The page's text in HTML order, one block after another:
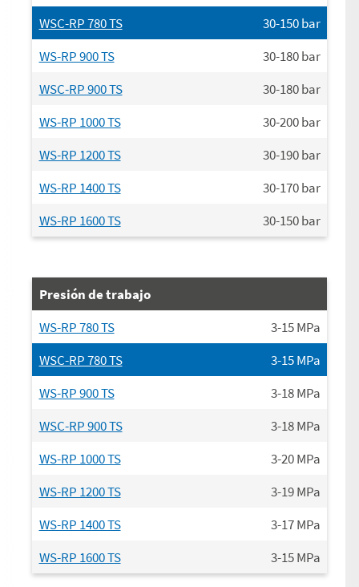
WSC-RP 780 TS
30-150bar
WS-RP 900 TS
30-180bar
WSC-RP 900 TS
30-180bar
WS-RP 1000 TS
30-200bar
WS-RP 1200 TS
30-190bar
WS-RP 1400 TS
30-170bar
WS-RP 1600 TS
30-150bar
Presión de trabajo
WS-RP 780 TS
3-15MPa
WSC-RP 780 TS
3-15MPa
WS-RP 900 TS
3-18MPa
WSC-RP 900 TS
3-18MPa
WS-RP 1000 TS
3-20MPa
WS-RP 1200 TS
3-19MPa
WS-RP 1400 TS
3-17MPa
WS-RP 1600 TS
3-15MPa